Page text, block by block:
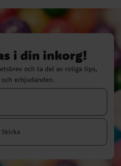
i din inkorg!
och ta del av roliga tips,
erbjudanden.
Skicka